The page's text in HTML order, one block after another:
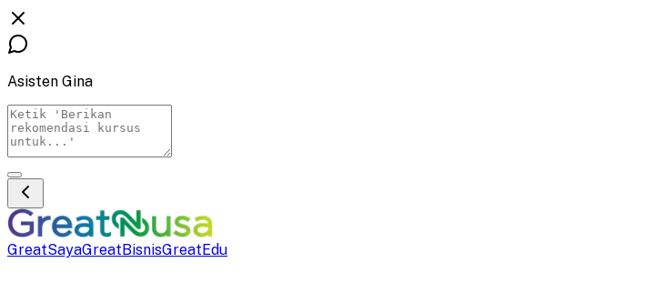
Asisten Gina
GreatSayaGreatBisnisGreatEdu